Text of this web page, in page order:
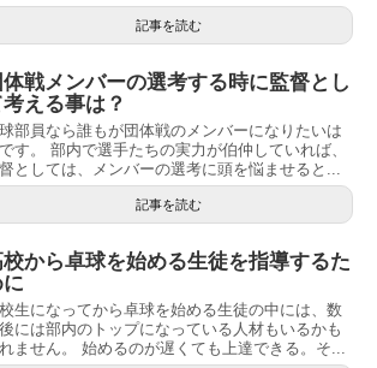
記事を読む
体戦メンバーの選考する時に監督とし
える事は？
部員なら誰もが団体戦のメンバーになりたいは
す。 部内で選手たちの実力が伯仲していれば、
としては、メンバーの選考に頭を悩ませると...
記事を読む
から卓球を始める生徒を指導するた
生になってから卓球を始める生徒の中には、数
には部内のトップになっている人材もいるかも
ません。 始めるのが遅くても上達できる。そ...